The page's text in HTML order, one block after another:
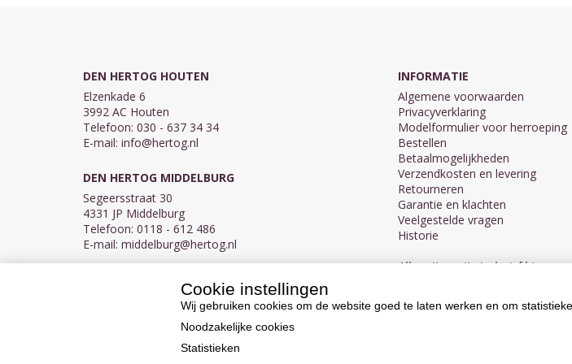
DEN HERTOG HOUTEN
Elzenkade 6
3992 AC Houten
Telefoon: 030 - 637 34 34
E-mail: info@hertog.nl
DEN HERTOG MIDDELBURG
Segeersstraat 30
4331 JP Middelburg
Telefoon: 0118 - 612 486
E-mail: middelburg@hertog.nl
BTW NL007450242B03
INFORMATIE
Algemene voorwaarden
Privacyverklaring
Modelformulier voor herroeping
Bestellen
Betaalmogelijkheden
Verzendkosten en levering
Retourneren
Garantie en klachten
Veelgestelde vragen
Historie
Alle prijzen zijn inclusief btw en
Cookie instellingen
Wij gebruiken cookies om de website goed te laten werken en om
Noodzakelijke cookies
Statistieken